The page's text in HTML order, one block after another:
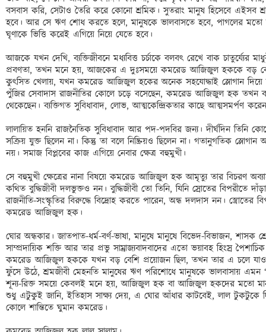
বসবাস করি, সেটাও তৈরি করে কোনো শ্রমিক। সুতরাং মানুষ হিসেবে এইসব
হবে। আর সে ঋণ শোধ করতে হলে, মানুষকে ভালবাসতে হবে, পাগলের মতো
ঘৃণাকে ভিত্তি করেই এগিয়ে নিয়ে যেতে হবে।
আজকে যখন দেখি, ব্যক্তিজীবনে মধ্যবিত্ত চর্চাকে বলবৎ রেখে বাক চাতুর্য্যের
প্রবণতা, তখন মনে হয়, আজকের এ দুঃসময়ে কমরেড আজিজুল হককে বড় বেশি
কুৎসিত খেলায়, যখন কমরেড আজিজুল হকের অনেক সহযোদ্ধাই স্লোগান দিয়ে
পুঁজির সেবাদাস রাজনীতির কোলে চড়ে বসেছেন, কমরেড আজিজুল হক তখন
থেকেছেন। ব্যক্তিগত সুবিধাবাদ, লোভ, আত্মকেন্দ্রিকতার কাছে আত্মসমর্পণ
লালায়িত হননি রাজনৈতিক সুবিধাবাদ আর পদ-পদবির জন্য। দীর্ঘদিন তিনি
সক্রিয় যুক্ত ছিলেন না। কিন্তু তা বলে নিষ্ক্রিয়ও ছিলেন না। গতানুগতিক
নয়। সমাজ বিপ্লবের কাজ এগিয়ে নেবার ক্ষেত্র বহুমুখী।
সে বহুমুখী ক্ষেত্রের নানা বিষয়ে কমরেড আজিজুল হক আমৃত্যু তার বিচরণ
কথিত বুদ্ধিজীবী দলভুক্তও নন। বুদ্ধিজীবী তো তিনি, যিনি স্রোতের বিপরীতে
রাজনীতি-সংস্কৃতির বিরুদ্ধে বিদ্রোহ করতে পারেন, অন্ধ দলদাস নন। স্ত্রোতের
কমরেড আজিজুল হক।
ঘোর অন্ধকার। জাতপাত-ধর্ম-বর্ণ-ভাষা, মানুষে মানুষে বিভেদ-বিভাজন,
সাম্প্রদায়িক শক্তি আর তার প্রভু সাম্রাজ্যবাদবাদের এতো ভয়াবহ হিংস্র
কমরেড আজিজুল হককে যখন বড় বেশি প্রয়োজন ছিল, তখন তার এ চলে যাওয়া
ফুঁসে উঠে, শ্রমজীবী মেহনতি মানুষের ঋণ পরিশোধে মানুষকে ভালবাসায়
শূন্য-রিক্ত সময়ে কেবলই মনে হয়, আজিজুল হক বা আজিজুল হকদের মতো
শুধু এটুকুই জানি, ইতিহাস সাক্ষ্য দেয়, এ ঘোর আঁধার কাটবেই, লাল
কোলে শান্তিতে ঘুমান কমরেড।